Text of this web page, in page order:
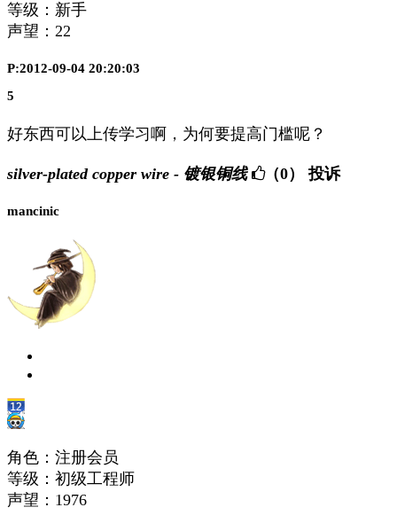
等级：新手
声望： 22
P:2012-09-04 20:20:03
5
好东西可以上传学习啊，为何要提高门槛呢？
silver-plated copper wire - 镀银铜线 （0） 投诉
mancinic
角色：注册会员
等级：初级工程师
声望： 1976